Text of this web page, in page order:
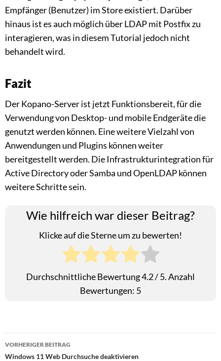
Empfänger (Benutzer) im Store existiert. Darüber
hinaus ist es auch möglich über LDAP mit Postfix zu
interagieren, was in diesem Tutorial jedoch nicht
behandelt wird.
Fazit
Der Kopano-Server ist jetzt Funktionsbereit, für die
Verwendung von Desktop- und mobile Endgeräte die
genutzt werden können. Eine weitere Vielzahl von
Anwendungen und Plugins können weiter
bereitgestellt werden. Die Infrastrukturintegration für
Active Directory oder Samba und OpenLDAP können
weitere Schritte sein.
Wie hilfreich war dieser Beitrag?
Klicke auf die Sterne um zu bewerten!
Durchschnittliche Bewertung4.2/ 5. Anzahl
Bewertungen: 5
Beitragsnavigation
VORHERIGER BEITRAG
Windows 11 Web Durchsuche deaktivieren